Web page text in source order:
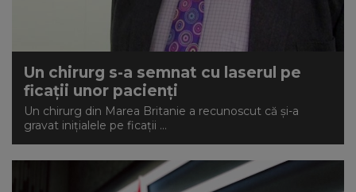
Un chirurg s-a semnat cu laserul pe
ficații unor pacienți
Un chirurg din Marea Britanie a recunoscut că și-a
gravat inițialele pe ficații ...